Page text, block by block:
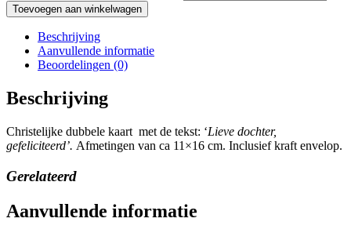
Toevoegen aan winkelwagen
Beschrijving
Aanvullende informatie
Beoordelingen (0)
Beschrijving
Christelijke dubbele kaart met de tekst: ‘Lieve dochter,
gefeliciteerd’. Afmetingen van ca 11×16 cm. Inclusief kraft envelop.
Gerelateerd
Aanvullende informatie